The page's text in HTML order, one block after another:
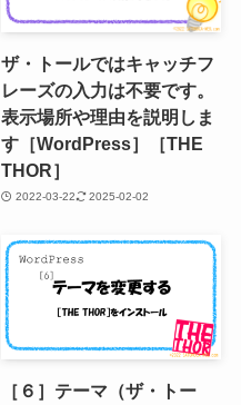
ザ・トールではキャッチフ
レーズの入力は不要です。
表示場所や理由を説明しま
す［WordPress］［THE
THOR］
2022-03-22 2025-02-02
［６］テーマ（ザ・トー